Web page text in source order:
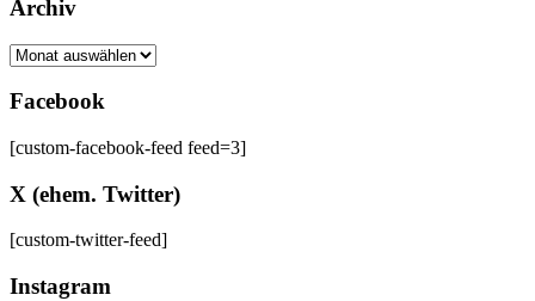
Archiv
Archiv
Facebook
[custom-facebook-feed feed=3]
X (ehem. Twitter)
[custom-twitter-feed]
Instagram